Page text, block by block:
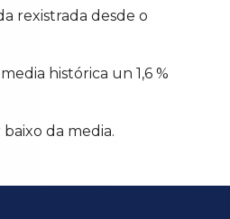
rexistrada desde o
histórica un 1,6 %
da media.